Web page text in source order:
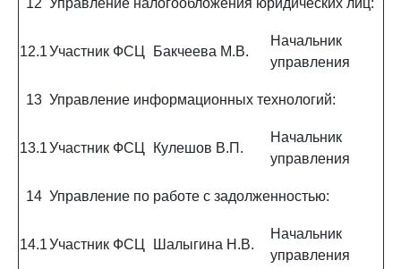
12 Управление налогообложения юридических лиц:
12.1Участник ФСЦ Бакчеева М.В.
Начальник
управления
13 Управление информационных технологий:
13.1Участник ФСЦ Кулешов В.П.
Начальник
управления
14 Управление по работе с задолженностью:
14.1Участник ФСЦ Шалыгина Н.В.
Начальник
управления